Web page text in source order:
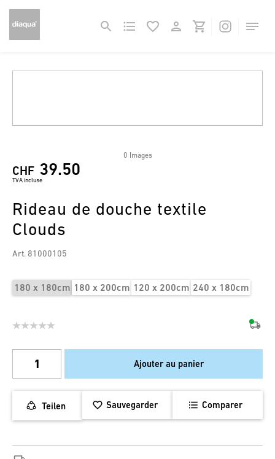
0 Images
CHF 39.50
TVA incluse
Rideau de douche textile
Clouds
Art. 81000105
180 x 180cm 180 x 200cm 120 x 200cm 240 x 180cm
Ajouter au panier
Teilen Sauvegarder Comparer